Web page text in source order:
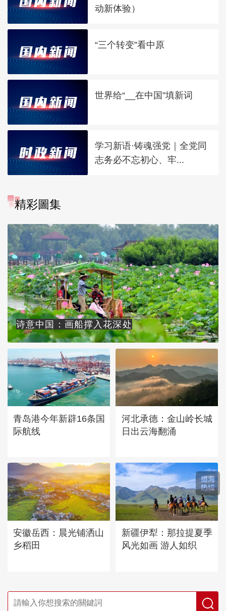
动新体验）
“三个转变”看中原
世界给“__在中国”填新词
学习新语·铸魂强党｜全党同
志务必不忘初心、牢...
精彩圖集
诗意中国：画船撑入花深处
青岛港今年新辟16条国
际航线
河北承德：金山岭长城
日出云海翻涌
安徽岳西：晨光铺洒山
乡稻田
新疆伊犁：那拉提夏季
风光如画 游人如织